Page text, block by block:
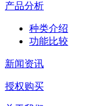
产品分析
种类介绍
功能比较
新闻资讯
授权购买